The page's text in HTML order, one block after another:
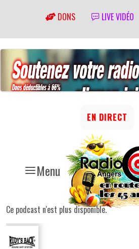
DONS LIVE VIDÉO
Menu
EN DIRECT
Ce podcast n'est plus disponible.